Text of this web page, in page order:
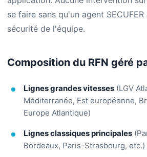
se faire sans qu'un agent
sécurité de l'équipe.
Composition du RFN géré
Lignes grandes vitesses (LGV
Méditerranée, Est européenne,
Europe Atlantique)
Lignes classiques principales
Bordeaux, Paris-Strasbourg, etc.)